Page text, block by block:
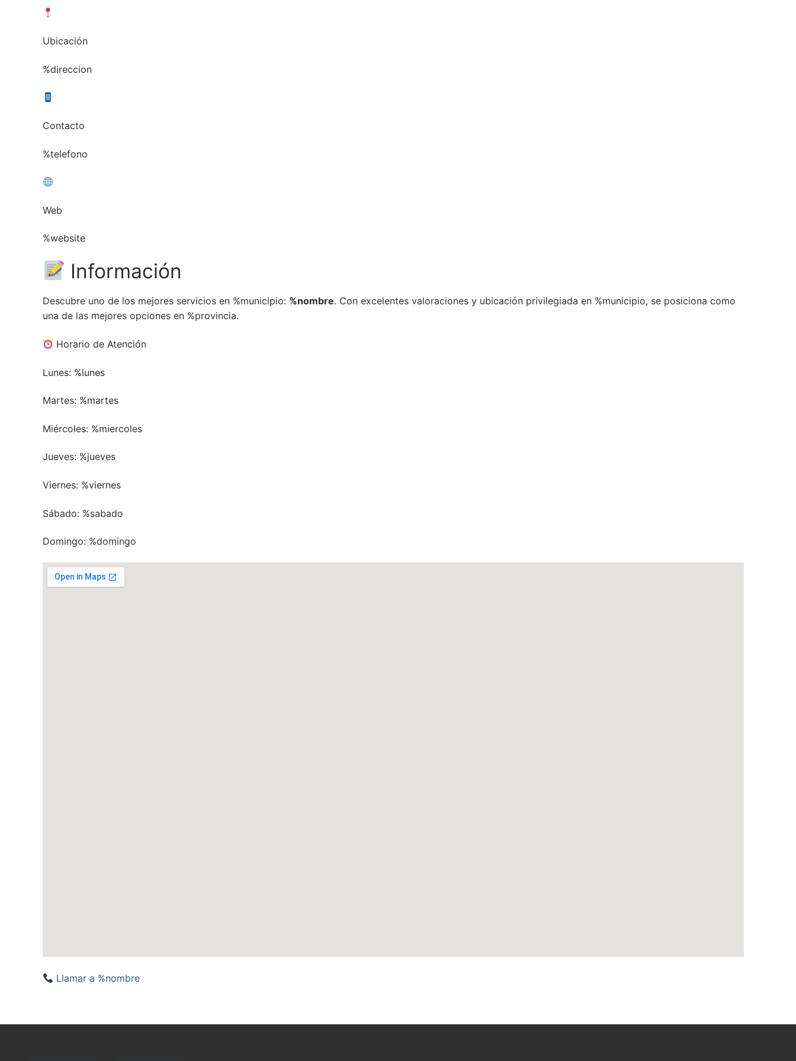
Ubicación
%direccion
Contacto
%telefono
Web
%website
Información
Descubre uno de los mejores servicios en %municipio: %nombre. Con excelentes valoraciones y ubicación privilegiada en %municipio, se posiciona como
una de las mejores opciones en %provincia.
Horario de Atención
Lunes: %lunes
Martes: %martes
Miércoles: %miercoles
Jueves: %jueves
Viernes: %viernes
Sábado: %sabado
Domingo: %domingo
Llamar a %nombre